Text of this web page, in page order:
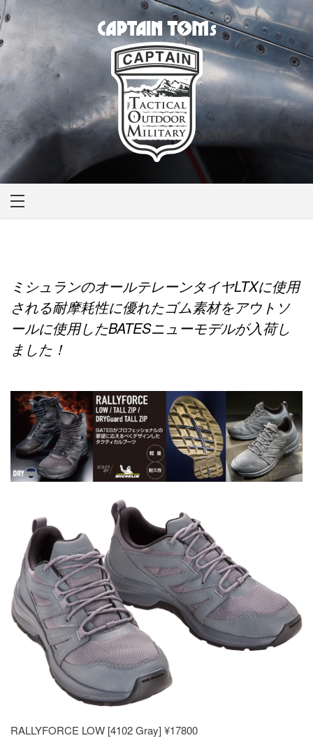
Skip
to
content
CAPTAIN TOM'S
キャプテントム
ミシュランのオールテレーンタイヤLTXに使用
される耐摩耗性に優れたゴム素材をアウトソ
ールに使用したBATESニューモデルが入荷し
ました！
RALLYFORCE LOW [4102 Gray] ¥17800